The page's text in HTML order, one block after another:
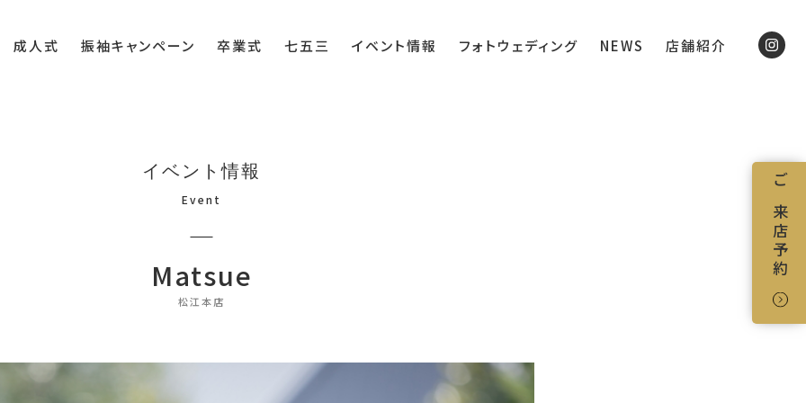
成人式 振袖キャンペーン 卒業式 七五三 イベント情報 フォトウェディング NEWS 店舗紹介
イベント情報
Event
Matsue
松江本店
ご来店予約